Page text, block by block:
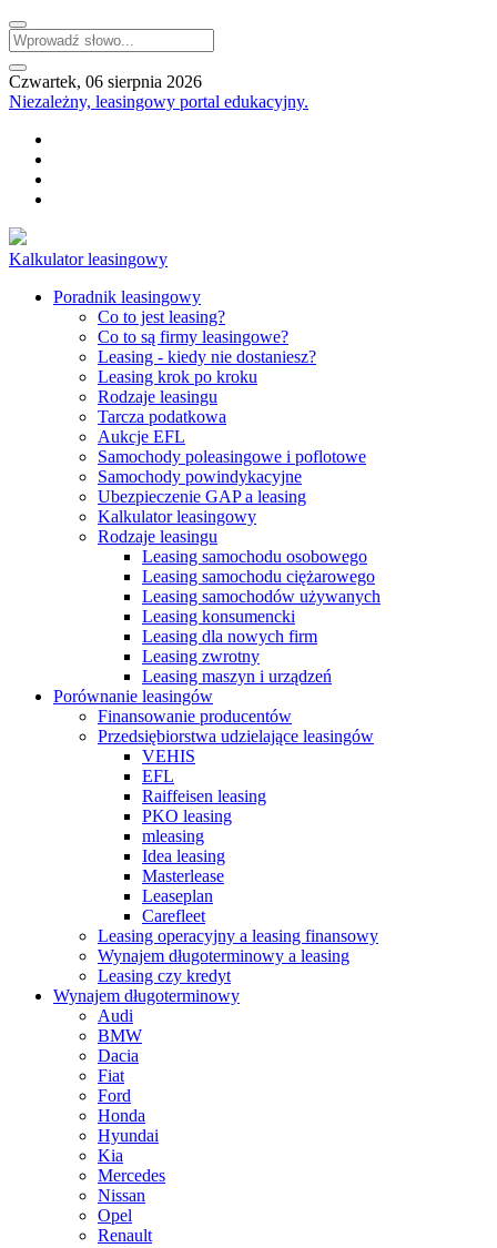
Czwartek, 06 sierpnia 2026
Niezależny, leasingowy portal edukacyjny.
Kalkulator leasingowy
Poradnik leasingowy
Co to jest leasing?
Co to są firmy leasingowe?
Leasing - kiedy nie dostaniesz?
Leasing krok po kroku
Rodzaje leasingu
Tarcza podatkowa
Aukcje EFL
Samochody poleasingowe i poflotowe
Samochody powindykacyjne
Ubezpieczenie GAP a leasing
Kalkulator leasingowy
Rodzaje leasingu
Leasing samochodu osobowego
Leasing samochodu ciężarowego
Leasing samochodów używanych
Leasing konsumencki
Leasing dla nowych firm
Leasing zwrotny
Leasing maszyn i urządzeń
Porównanie leasingów
Finansowanie producentów
Przedsiębiorstwa udzielające leasingów
VEHIS
EFL
Raiffeisen leasing
PKO leasing
mleasing
Idea leasing
Masterlease
Leaseplan
Carefleet
Leasing operacyjny a leasing finansowy
Wynajem długoterminowy a leasing
Leasing czy kredyt
Wynajem długoterminowy
Audi
BMW
Dacia
Fiat
Ford
Honda
Hyundai
Kia
Mercedes
Nissan
Opel
Renault